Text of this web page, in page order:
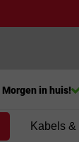
Morgen in huis!
Kabels